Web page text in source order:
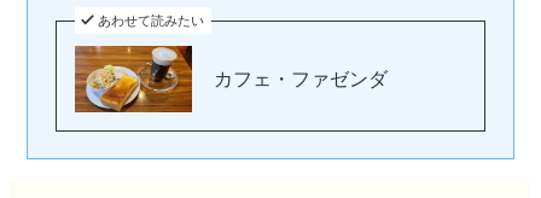
あわせて読みたい
カフェ・ファゼンダ